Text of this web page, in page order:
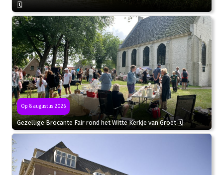
🗓
Op 8 augustus 2026
Gezellige Brocante Fair rond het Witte Kerkje van Groet 🗓